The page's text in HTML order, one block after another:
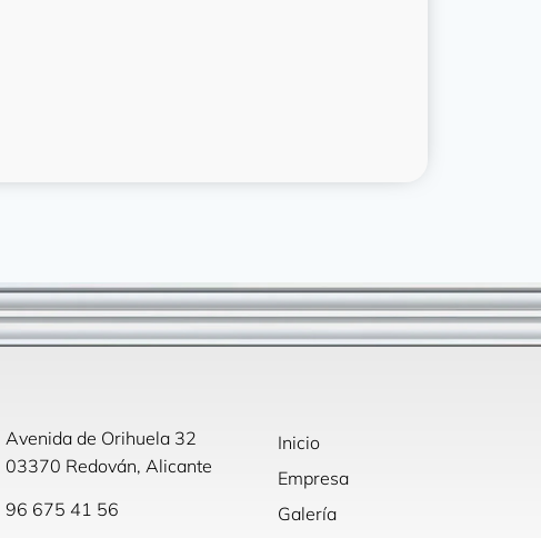
Avenida de Orihuela 32
03370 Redován, Alicante
96 675 41 56
Inicio
Empresa
Galería